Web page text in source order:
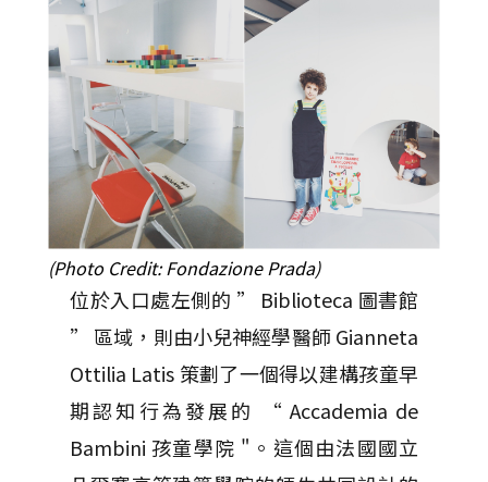
(Photo Credit: Fondazione Prada)
位於入口處左側的 ” Biblioteca 圖書館
” 區域，則由小兒神經學醫師 Gianneta
Ottilia Latis 策劃了一個得以建構孩童早
期認知行為發展的 “ Accademia de
Bambini 孩童學院 "。這個由法國國立